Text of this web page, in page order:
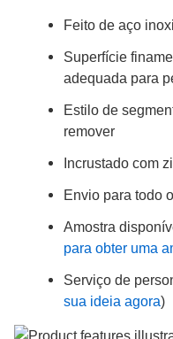
Feito de aço
Superfície
adequada para
Estilo de
remover
Incrustado com
Envio para todo
Amostra
para obter uma
Serviço de
sua ideia agora)